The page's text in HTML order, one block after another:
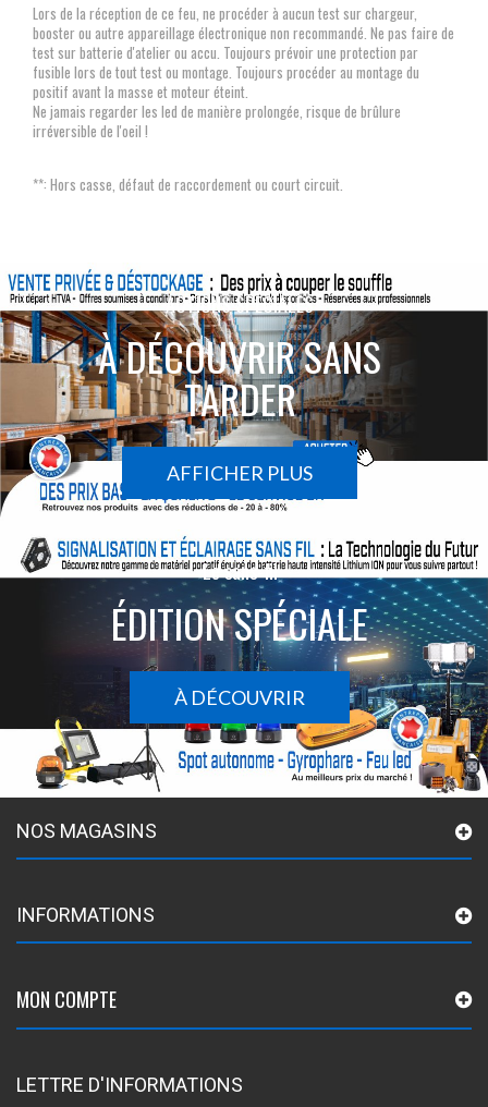
Lors de la réception de ce feu, ne procéder à aucun test sur chargeur,
booster ou autre appareillage électronique non recommandé. Ne pas faire de
test sur batterie d'atelier ou accu. Toujours prévoir une protection par
fusible lors de tout test ou montage. Toujours procéder au montage du
positif avant la masse et moteur éteint.
Ne jamais regarder les led de manière prolongée, risque de brûlure
irréversible de l'oeil !
**: Hors casse, défaut de raccordement ou court circuit.
ACTIONS SPÉCIALES
À DÉCOUVRIR SANS
TARDER
AFFICHER PLUS
Le sans-fil
ÉDITION SPÉCIALE
À DÉCOUVRIR
NOS MAGASINS
INFORMATIONS
MON COMPTE
LETTRE D'INFORMATIONS